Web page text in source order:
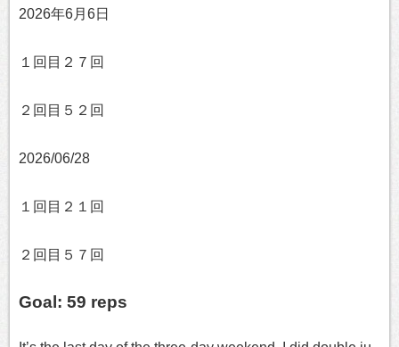
2026年6月6日
１回目２７回
２回目５２回
2026/06/28
１回目２１回
２回目５７回
Goal: 59 reps